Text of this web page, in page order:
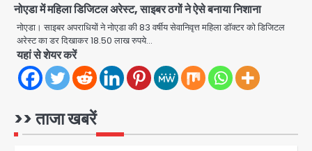
नोएडा में महिला डिजिटल अरेस्ट, साइबर ठगों ने ऐसे बनाया निशाना
नोएडा। साइबर अपराधियों ने नोएडा की 83 वर्षीय सेवानिवृत्त महिला डॉक्टर को डिजिटल
अरेस्ट का डर दिखाकर 18.50 लाख रुपये…
यहां से शेयर करें
>> ताजा खबरें
5
UPI fee dispute: आम लोगों की जेब नहीं,
मर्चेंट्स पर बोझ, पर पर्दे के पीछे ट्रंप का दबाव?
Avinash Kumar
1
Noida Bal Bharati School
भेजा नोटिस